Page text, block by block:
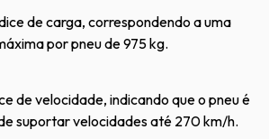
de carga, correspondendo a uma
por pneu de 975 kg.
de velocidade, indicando que o pneu é
suportar velocidades até 270 km/h.